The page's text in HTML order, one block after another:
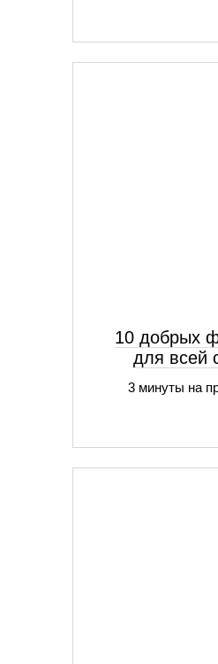
10 добрых
для всей
3 минуты на